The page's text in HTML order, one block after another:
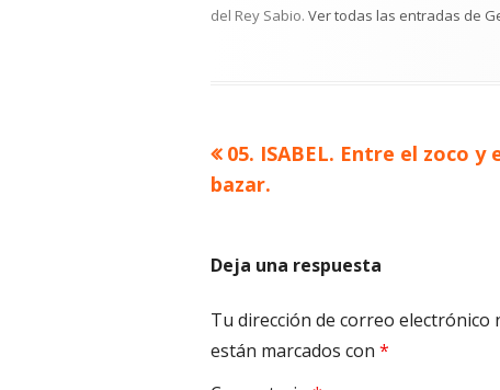
del Rey Sabio. Ver todas las entradas de
Navegación
entradas
Artículo
anterior
05. ISABEL. Entre el zoco y
bazar.
Deja una respuesta
Tu dirección de correo electrónico
están marcados con *